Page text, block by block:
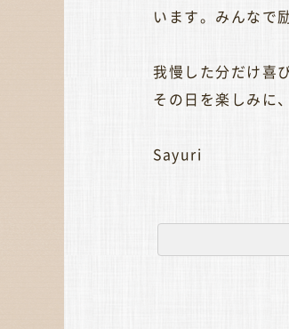
います。みんなで
我慢した分だけ喜
その日を楽しみに
Sayuri